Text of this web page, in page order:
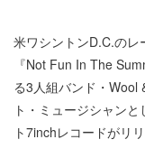
米ワシントンD.C.の
『Not Fun In The
る3人組バンド・Wool
ト・ミュージシャン
ト7inchレコードがリ